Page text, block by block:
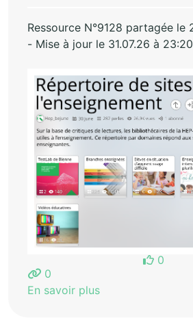
Ressource N°9128 partagée le
- Mise à jour le 31.07.26 à 23:20
0
0
En savoir plus